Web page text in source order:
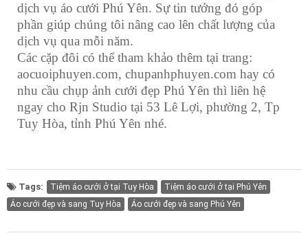
dịch vụ áo cưới Phú Yên. Sự tin tưởng đó góp
phần giúp chúng tôi nâng cao lên chất lượng của
dịch vụ qua mỗi năm.
Các cặp đôi có thể tham khảo thêm tại trang:
aocuoiphuyen.com, chupanhphuyen.com hay có
nhu cầu chụp ảnh cưới đẹp Phú Yên thì liên hệ
ngay cho Rjn Studio tại 53 Lê Lợi, phường 2, Tp
Tuy Hòa, tỉnh Phú Yên nhé.
Tags: Tiệm áo cưới ở tại Tuy Hòa
Tiệm áo cưới ở tại Phú Yên
Áo cưới đẹp và sang Tuy Hòa
Áo cưới đẹp và sang Phú Yên